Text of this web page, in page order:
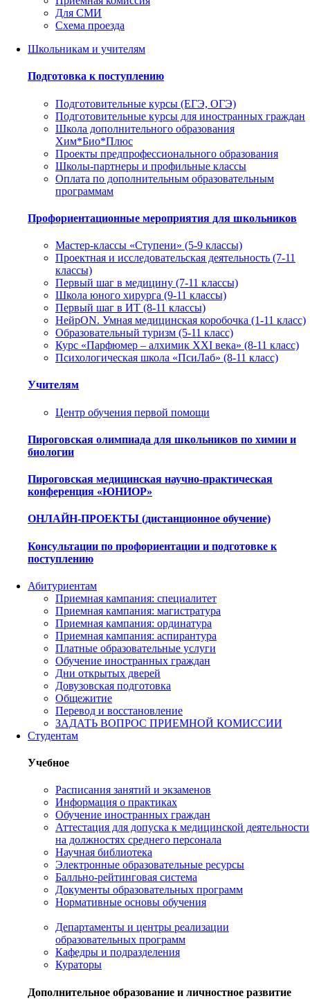
Для СМИ
Схема проезда
Школьникам и учителям
Подготовка к поступлению
Подготовительные курсы (ЕГЭ, ОГЭ)
Подготовительные курсы для иностранных граждан
Школа дополнительного образования
Хим*Био*Плюс
Проекты предпрофессионального образования
Школы-партнеры и профильные классы
Оплата по дополнительным образовательным
программам
Профориентационные мероприятия для школьников
Мастер-классы «Ступени» (5-9 классы)
Проектная и исследовательская деятельность (7-11
классы)
Первый шаг в медицину (7-11 классы)
Школа юного хирурга (9-11 классы)
Первый шаг в ИТ (8-11 классы)
НейрON. Умная медицинская коробочка (1-11 класс)
Образовательный туризм (5-11 класс)
Курс «Парфюмер – алхимик XXI века» (8-11 класс)
Психологическая школа «ПсиЛаб» (8-11 класс)
Учителям
Центр обучения первой помощи
Пироговская олимпиада для школьников по химии и
биологии
Пироговская медицинская научно-практическая
конференция «ЮНИОР»
ОНЛАЙН-ПРОЕКТЫ (дистанционное обучение)
Консультации по профориентации и подготовке к
поступлению
Абитуриентам
Приемная кампания: специалитет
Приемная кампания: магистратура
Приемная кампания: ординатура
Приемная кампания: аспирантура
Платные образовательные услуги
Обучение иностранных граждан
Дни открытых дверей
Довузовская подготовка
Общежитие
Перевод и восстановление
ЗАДАТЬ ВОПРОС ПРИЕМНОЙ КОМИССИИ
Студентам
Учебное
Расписания занятий и экзаменов
Информация о практиках
Обучение иностранных граждан
Аттестация для допуска к медицинской деятельности
на должностях среднего персонала
Научная библиотека
Электронные образовательные ресурсы
Балльно-рейтинговая система
Документы образовательных программ
Нормативные основы обучения
Департаменты и центры реализации
образовательных программ
Кафедры и подразделения
Кураторы
Дополнительное образование и личностное развитие